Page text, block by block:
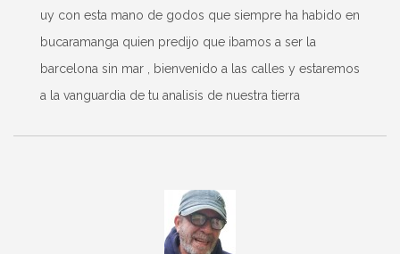
uy con esta mano de godos que siempre ha habido en
bucaramanga quien predijo que ibamos a ser la
barcelona sin mar , bienvenido a las calles y estaremos
a la vanguardia de tu analisis de nuestra tierra